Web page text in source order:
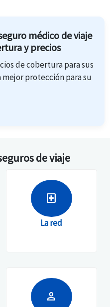
médico de viaje
y precios
de cobertura para sus
protección para su
de viaje
local_hospital
La red
person